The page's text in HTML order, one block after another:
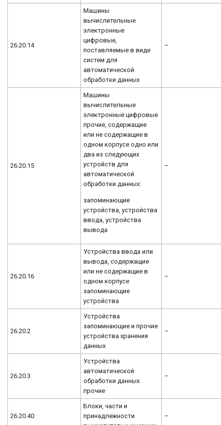
26.20.14
Машины
вычислительные
электронные
цифровые,
поставляемые в виде
систем для
автоматической
обработки данных
–
26.20.15
Машины
вычислительные
электронные цифровые
прочие, содержащие
или не содержащие в
одном корпусе одно или
два из следующих
устройств для
автоматической
обработки данных:
запоминающие
устройства, устройства
ввода, устройства
вывода
–
26.20.16
Устройства ввода или
вывода, содержащие
или не содержащие в
одном корпусе
запоминающие
устройства
–
26.20.2
Устройства
запоминающие и прочие
устройства хранения
данных
–
26.20.3
Устройства
автоматической
обработки данных
прочие
–
26.20.40
Блоки, части и
принадлежности
–